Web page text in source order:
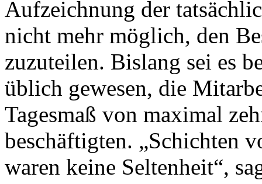
Aufzeichnung der
nicht mehr möglich, den
zuzuteilen. Bislang sei es
üblich gewesen, die
Tagesmaß von maximal
beschäftigten. „Schichten
waren keine Seltenheit“,